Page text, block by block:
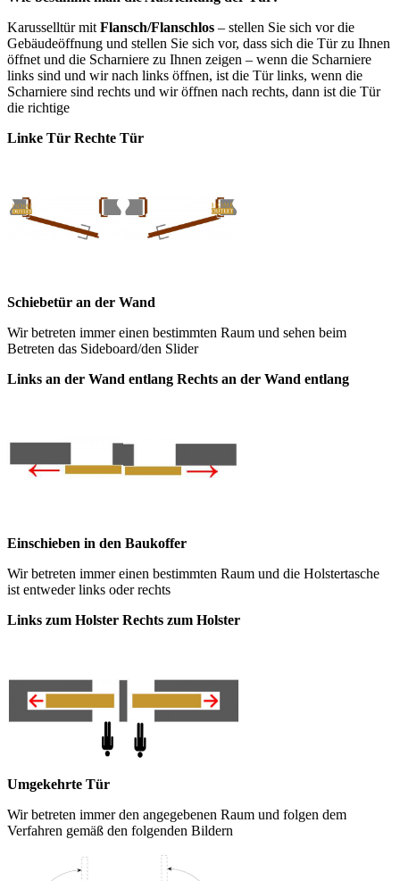
Karusselltür mit Flansch/Flanschlos – stellen Sie sich vor die
Gebäudeöffnung und stellen Sie sich vor, dass sich die Tür zu Ihnen
öffnet und die Scharniere zu Ihnen zeigen – wenn die Scharniere
links sind und wir nach links öffnen, ist die Tür links, wenn die
Scharniere sind rechts und wir öffnen nach rechts, dann ist die Tür
die richtige
Linke Tür Rechte Tür
Schiebetür an der Wand
Wir betreten immer einen bestimmten Raum und sehen beim
Betreten das Sideboard/den Slider
Links an der Wand entlang Rechts an der Wand entlang
Einschieben in den Baukoffer
Wir betreten immer einen bestimmten Raum und die Holstertasche
ist entweder links oder rechts
Links zum Holster Rechts zum Holster
Umgekehrte Tür
Wir betreten immer den angegebenen Raum und folgen dem
Verfahren gemäß den folgenden Bildern